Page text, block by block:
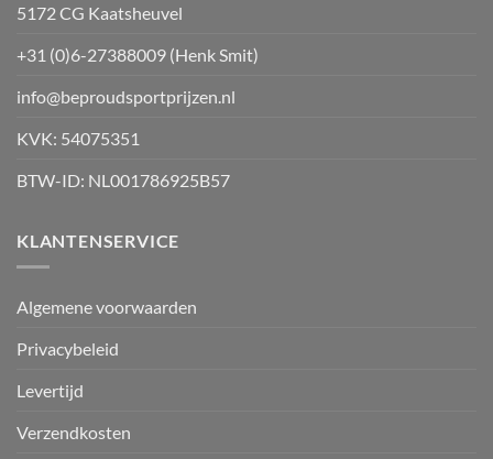
5172 CG Kaatsheuvel
+31 (0)6-27388009 (Henk Smit)
info@beproudsportprijzen.nl
KVK: 54075351
BTW-ID: NL001786925B57
KLANTENSERVICE
Algemene voorwaarden
Privacybeleid
Levertijd
Verzendkosten